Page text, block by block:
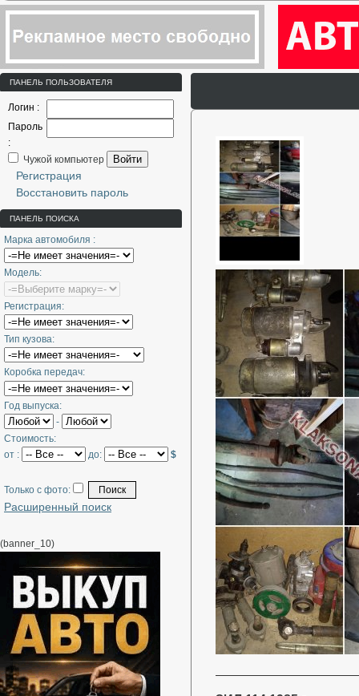
ПАНЕЛЬ ПОЛЬЗОВАТЕЛЯ
Логин :
Пароль
:
Чужой компьютер
Войти
Регистрация
Восстановить пароль
ПАНЕЛЬ ПОИСКА
Марка автомобиля :
Модель:
Регистрация:
Тип кузова:
Коробка передач:
Год выпуска:
-
Стоимость:
от :
до: $
Только с фото:
Расширенный поиск
(banner_10)